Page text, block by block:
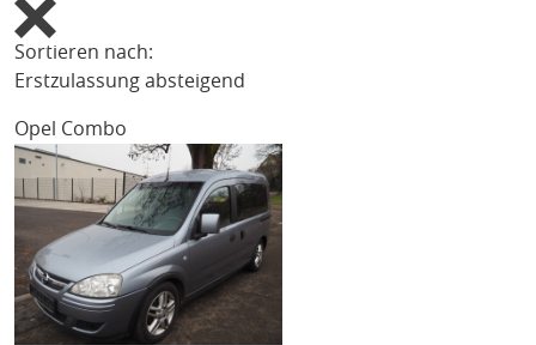
Sortieren nach:
Erstzulassung absteigend
Opel Combo